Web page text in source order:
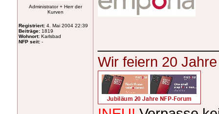
Administrator + Herr der
Kurven
Registriert: 4. Mai 2004 22:39
Beiträge: 1819
Wohnort: Karlsbad
NFP seit: -
Wir feiern 20